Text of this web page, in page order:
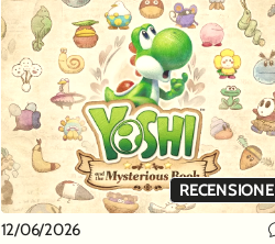
RECENSIONE
12/06/2026